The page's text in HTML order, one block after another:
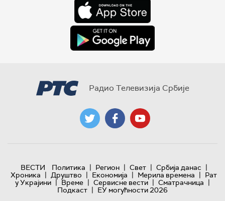
Радио Телевизија Србије
ВЕСТИ Политика | Регион | Свет | Србија данас |
Хроника | Друштво | Економија | Мерила времена | Рат
у Украјини | Време | Сервисне вести | Сматрачница |
Подкаст | ЕУ могућности 2026